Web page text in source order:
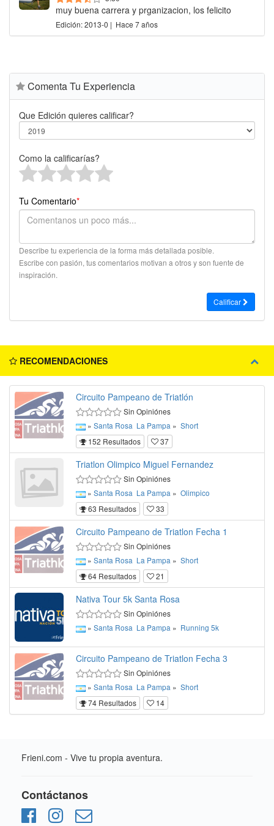
muy buena carrera y prganizacion, los felicito
Edición: 2013-0 | Hace 7 años
Comenta Tu Experiencia
Que Edición quieres calificar?
Como la calificarías?
Tu Comentario*
Describe tu experiencia de la forma más detallada posible.
Escribe con pasión, tus comentarios motivan a otros y son fuente de
inspiración.
Calificar
RECOMENDACIONES
Circuito Pampeano de Triatlón
Sin Opiniónes
» Santa Rosa La Pampa » Short
152 Resultados
37
Triatlon Olimpico Miguel Fernandez
Sin Opiniónes
» Santa Rosa La Pampa » Olimpico
63 Resultados
33
Circuito Pampeano de Triatlon Fecha 1
Sin Opiniónes
» Santa Rosa La Pampa » Short
64 Resultados
21
Nativa Tour 5k Santa Rosa
Sin Opiniónes
» Santa Rosa La Pampa » Running 5k
Circuito Pampeano de Triatlon Fecha 3
Sin Opiniónes
» Santa Rosa La Pampa » Short
74 Resultados
14
Frieni.com - Vive tu propia aventura.
Contáctanos